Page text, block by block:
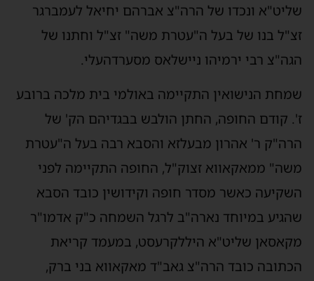
שליט"א ונכדו של הרה"צ אברהם יחיאל לעמברגר
זצ"ל בנו של בעל ה"עטרת משה" זצ"ל וחתנו של
הגה"צ רבי ירמיהו ניישלאס מסערדהעלי.
שמחת הנישואין התקיימה באולמי בית מלכה ברובע
ז'. קודם החופה, החתן הולבש בבגדיהם הק' של
הרה"ק ר' אהרון מבעלזא והסבא רבה בעל ה"עטרת
משה" ממאקאווא זצוק"ל, החופה התקיימה לפני
השקיעה כאשר מסדר חופה וקידושין כובד הסבא
שהגיע במיוחד נארה"ב לרגל השמחה כ"ק אדמו"ר
מקאסאן שליט"א היללקרעסט, במעמד קריאת
הכתובה כובד הרה"צ גאב"ד מאקאווא בני ברק,